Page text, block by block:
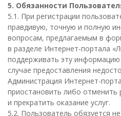
5. Обязанности
5.1. При регистрации
правдивую, точную и полную
вопросам, предлагаемым в
в разделе Интернет-портала
поддерживать эту
случае предоставления
Администрация Интернет-
приостановить либо отменить
и прекратить оказание услуг.
5.2. Пользователь обязуется